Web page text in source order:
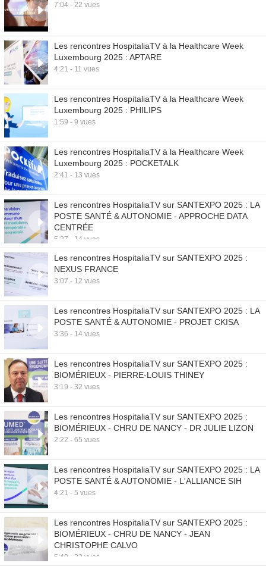
7:04 - 22 vues
Les rencontres HospitaliaTV à la Healthcare Week
Luxembourg 2025 : APTARE
4:21 - 11 vues
Les rencontres HospitaliaTV à la Healthcare Week
Luxembourg 2025 : PHILIPS
1:59 - 9 vues
Les rencontres HospitaliaTV à la Healthcare Week
Luxembourg 2025 : POCKETALK
2:41 - 13 vues
Les rencontres HospitaliaTV sur SANTEXPO 2025 : LA
POSTE SANTÉ & AUTONOMIE - APPROCHE DATA
CENTRÉE
5:37 - 14 vues
Les rencontres HospitaliaTV sur SANTEXPO 2025 :
NEXUS FRANCE
3:07 - 12 vues
Les rencontres HospitaliaTV sur SANTEXPO 2025 : LA
POSTE SANTÉ & AUTONOMIE - PROJET CKISA
3:36 - 14 vues
Les rencontres HospitaliaTV sur SANTEXPO 2025 :
BIOMÉRIEUX - PIERRE-LOUIS THINEY
3:19 - 32 vues
Les rencontres HospitaliaTV sur SANTEXPO 2025 :
BIOMÉRIEUX - CHRU DE NANCY - DR JULIE LIZON
2:22 - 65 vues
Les rencontres HospitaliaTV sur SANTEXPO 2025 : LA
POSTE SANTÉ & AUTONOMIE - L'ALLIANCE SIH
4:21 - 5 vues
Les rencontres HospitaliaTV sur SANTEXPO 2025 :
BIOMÉRIEUX - CHRU DE NANCY - JEAN
CHRISTOPHE CALVO
5:49 - 32 vues